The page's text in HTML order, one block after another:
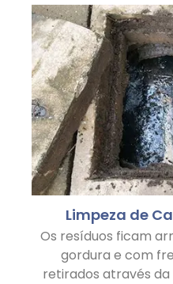
Limpeza de
Os resíduos ficam
gordura e com
retirados através